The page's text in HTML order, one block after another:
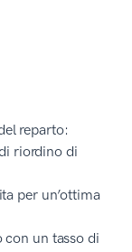
reparto:
riordino di
per un’ottima
un tasso di